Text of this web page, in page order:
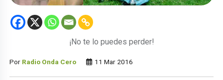
¡No te lo puedes perder!
Por Radio Onda Cero 11 Mar 2016